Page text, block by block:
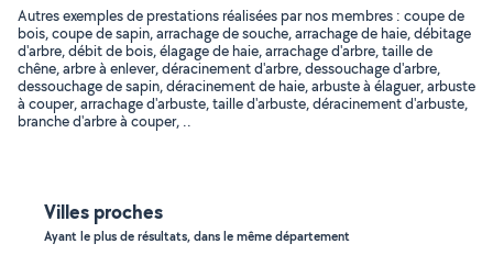
Autres exemples de prestations réalisées par nos membres : coupe de
bois, coupe de sapin, arrachage de souche, arrachage de haie, débitage
d'arbre, débit de bois, élagage de haie, arrachage d'arbre, taille de
chêne, arbre à enlever, déracinement d'arbre, dessouchage d'arbre,
dessouchage de sapin, déracinement de haie, arbuste à élaguer, arbuste
à couper, arrachage d'arbuste, taille d'arbuste, déracinement d'arbuste,
branche d'arbre à couper, ..
Villes proches
Ayant le plus de résultats, dans le même département